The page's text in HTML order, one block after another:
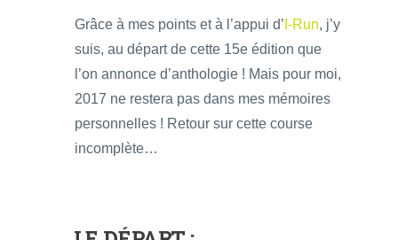
Grâce à mes points et à l’appui d’ I-Run, j’y
suis, au départ de cette 15e édition que
l’on annonce d’anthologie ! Mais pour moi,
2017 ne restera pas dans mes mémoires
personnelles ! Retour sur cette course
incomplète…